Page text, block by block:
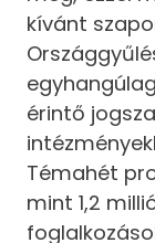
kívánt
érintő
Témahét
mint 1,2